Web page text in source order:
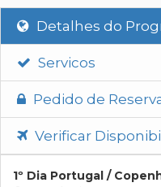
Detalhes do
Servicos
Pedido de
Verificar
1º Dia Portugal /